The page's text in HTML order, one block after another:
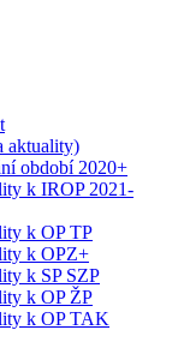
aktuality)
období 2020+
k IROP 2021-
k OP TP
k OPZ+
k SP SZP
k OP ŽP
k OP TAK